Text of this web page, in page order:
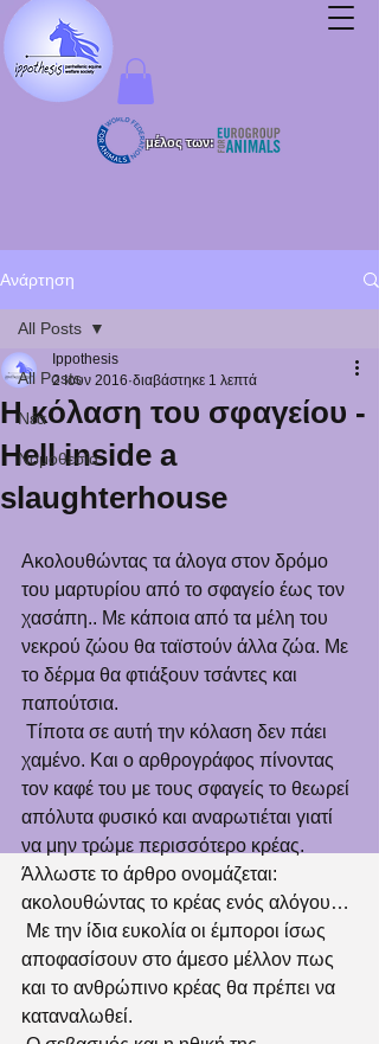
μέλος των:
Ανάρτηση
All Posts
Νέα
Νομοθεσία
All Posts
Η κόλαση του σφαγείου -
Hell inside a
slaughterhouse
Ippothesis
2 Ιουν 2016 διαβάστηκε 1 λεπτά
Ακολουθώντας τα άλογα στον δρόμο
του μαρτυρίου από το σφαγείο έως τον
χασάπη.. Με κάποια από τα μέλη του
νεκρού ζώου θα ταϊστούν άλλα ζώα. Με
το δέρμα θα φτιάξουν τσάντες και
παπούτσια.
χαμένο. Και ο αρθρογράφος πίνοντας
τον καφέ του με τους σφαγείς το θεωρεί
απόλυτα φυσικό και αναρωτιέται γιατί
να μην τρώμε περισσότερο κρέας.
Άλλωστε το άρθρο ονομάζεται:
ακολουθώντας το κρέας ενός αλόγου…
αποφασίσουν στο άμεσο μέλλον πως
και το ανθρώπινο κρέας θα πρέπει να
καταναλωθεί.